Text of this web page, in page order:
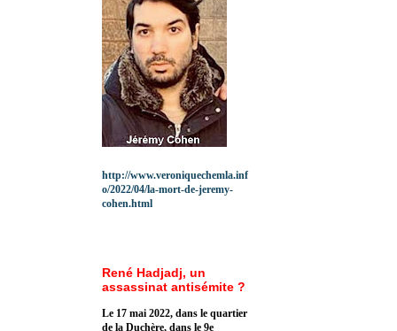
http://www.veroniquechemla.inf
o/2022/04/la-mort-de-jeremy-
cohen.html
René Hadjadj, un
assassinat antisémite ?
Le 17 mai 2022, dans le quartier
de la Duchère, dans le 9e